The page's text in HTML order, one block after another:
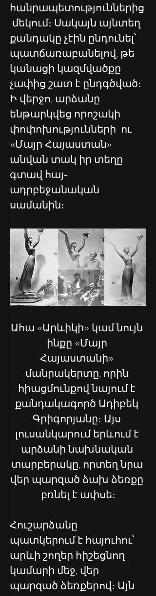
հանրապետություններից
մեկում։ Սակայն այնտեղ
քանդակը չէին ընդունել՝
պատճառաբանելով, թե
կանացի կազմվածքը
չափից շատ է ընդգծված։
Ի վերջո, արձանը
ենթարկվեց որոշակի
փոփոխությունների  ու
«Մայր Հայաստան»
անվան տակ իր տեղը
գտավ հայ-
ադրբեջանական
սամանին։
Ահա «Արևիկի» կամ նույն
ինքը «Մայր
Հայաստանի»
մանրակերտը, որին
հիացմունքով նայում է
քանդակագործ Ադիբեկ
Գրիգորյանը։ Այս
լուսանկարում երևում է
արձանի նախնական
տարբերակը, որտեղ նրա
վեր պարզած ձախ ձեռքը
բռնել է ափսե։
Հուշարձանը
պատկերում է հայուհու՝
արևի շողեր հիշեցնող
կամարի մեջ, վեր
պարզած ձեռքերով։ Այն